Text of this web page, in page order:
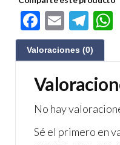
F
ac
e
b
o
o
k
E
m
ail
Te
le
gr
a
m
Valoraciones (0)
No hay
Sé el primero en